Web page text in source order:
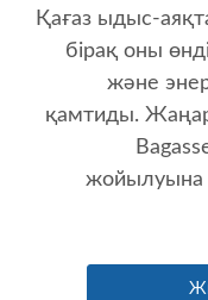
Қағаз ыдыс-
бірақ оны
және
қамтиды.
жойылуына